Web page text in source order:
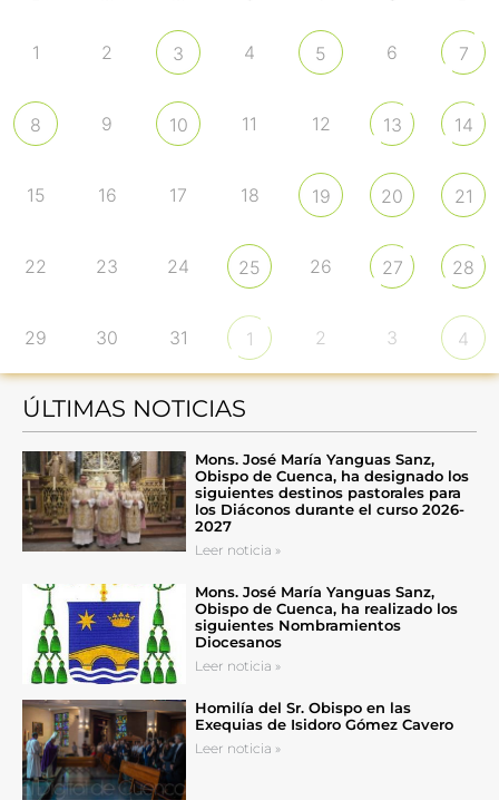
1 2 3 4 5 6 7
8 9 10 11 12 13 14
15 16 17 18 19 20 21
22 23 24 25 26 27 28
29 30 31 1 2 3 4
ÚLTIMAS NOTICIAS
Mons. José María Yanguas Sanz,
Obispo de Cuenca, ha designado los
siguientes destinos pastorales para
los Diáconos durante el curso 2026-
2027
Leer noticia »
Mons. José María Yanguas Sanz,
Obispo de Cuenca, ha realizado los
siguientes Nombramientos
Diocesanos
Leer noticia »
Homilía del Sr. Obispo en las
Exequias de Isidoro Gómez Cavero
Leer noticia »